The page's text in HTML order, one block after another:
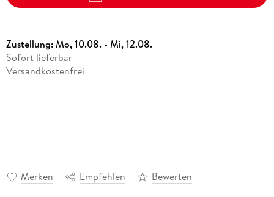
Zustellung:Mo, 10.08. - Mi, 12.08.
Sofort lieferbar
Versandkostenfrei
Merken Empfehlen Bewerten